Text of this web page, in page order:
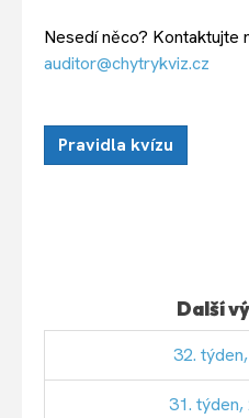
Nesedí něco? Kontaktujte
auditor@chytrykviz.cz
Pravidla kvízu
Další
32.
31. týden,